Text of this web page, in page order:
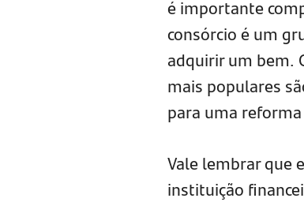
é importante
consórcio é um
adquirir um bem.
mais populares
para uma
Vale lembrar que
instituição